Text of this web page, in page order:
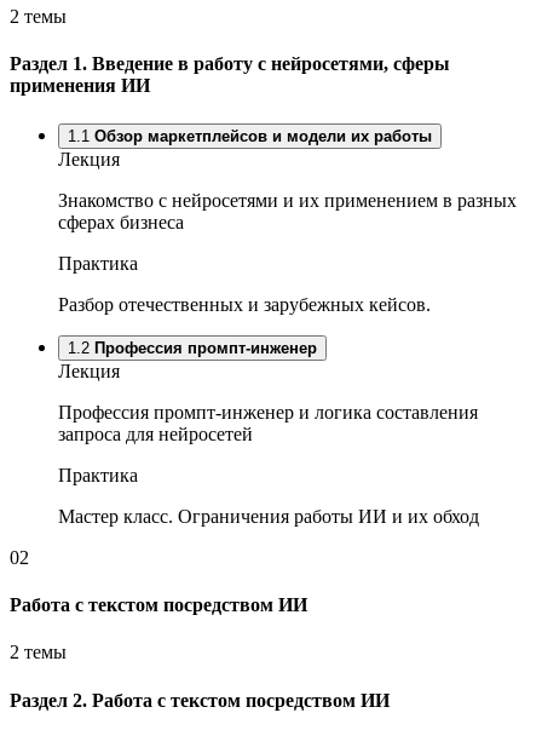
2 темы
Раздел 1. Введение в работу с нейросетями, сферы
применения ИИ
1.1 Обзор маркетплейсов и модели их работы
Лекция
Знакомство с нейросетями и их применением в разных
сферах бизнеса
Практика
Разбор отечественных и зарубежных кейсов.
1.2 Профессия промпт-инженер
Лекция
Профессия промпт-инженер и логика составления
запроса для нейросетей
Практика
Мастер класс. Ограничения работы ИИ и их обход
02
Работа с текстом посредством ИИ
2 темы
Раздел 2. Работа с текстом посредством ИИ